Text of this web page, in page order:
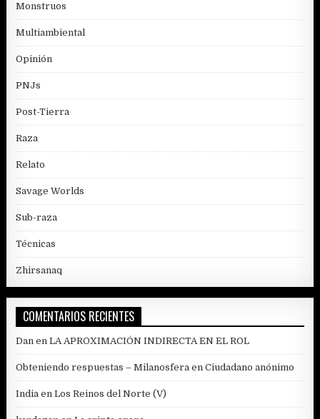
Monstruos
Multiambiental
Opinión
PNJs
Post-Tierra
Raza
Relato
Savage Worlds
Sub-raza
Técnicas
Zhirsanaq
COMENTARIOS RECIENTES
Dan enLA APROXIMACIÓN INDIRECTA EN EL ROL
Obteniendo respuestas – Milanosfera enCiudadano anónimo
India enLos Reinos del Norte (V)